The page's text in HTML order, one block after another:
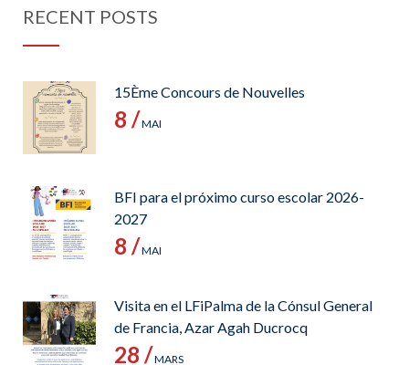
RECENT POSTS
15Ème Concours de Nouvelles
8 /MAI
BFI para el próximo curso escolar 2026-
2027
8 /MAI
Visita en el LFiPalma de la Cónsul General
de Francia, Azar Agah Ducrocq
28 /MARS